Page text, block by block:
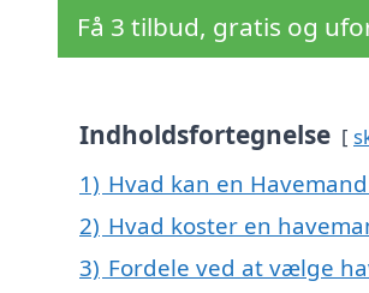
Få 3 tilbud, gratis og
Indholdsfortegnelse
1) Hvad kan en
2) Hvad koster en
3) Fordele ved at vælge